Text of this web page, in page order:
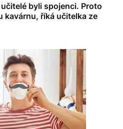
byli spojenci. Proto
kavárnu, říká učitelka ze